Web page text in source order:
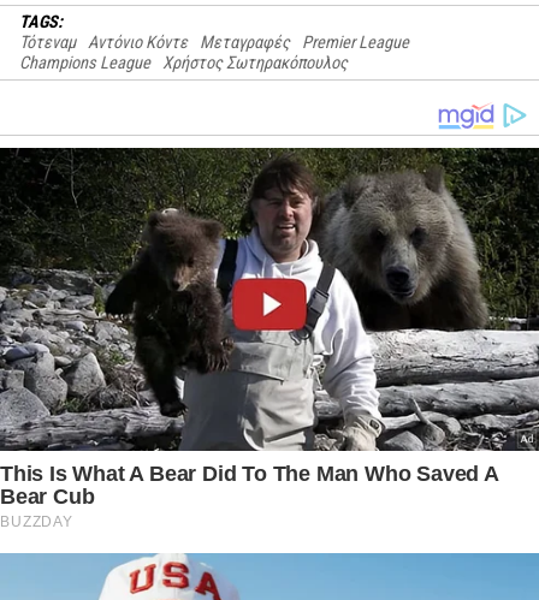
TAGS:
Τότεναμ Αντόνιο Κόντε Μεταγραφές
Premier League
Champions League Χρήστος Σωτηρακόπουλος